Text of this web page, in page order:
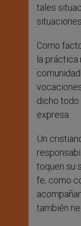
tales
Como
la
dicho todo
expresa.
Un
toquen su
fe, como
también